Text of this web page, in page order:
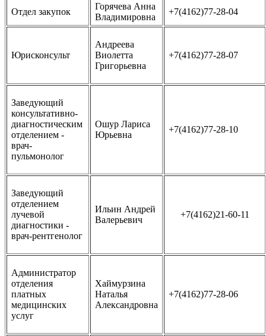
Отдел закупок
Горячева Анна
Владимировна
+7(4162)77-28-04
Юрисконсульт
Андреева
Виолетта
Григорьевна
+7(4162)77-28-07
Заведующий
консультативно-
диагностическим
отделением -
врач-
пульмонолог
Ошур Лариса
Юрьевна
+7(4162)77-28-10
Заведующий
отделением
лучевой
диагностики -
врач-рентгенолог
Ильин Андрей
Валерьевич
+7(4162)21-60-11
Администратор
отделения
платных
медицинских
услуг
Хаймурзина
Наталья
Александровна
+7(4162)77-28-06